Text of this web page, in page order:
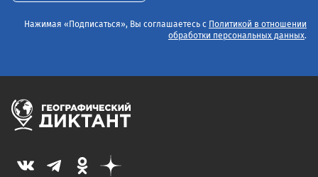
Нажимая «Подписаться», Вы соглашаетесь с
Политикой в отношении
обработки персональных данных.